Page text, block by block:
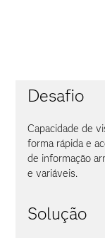
Desafio
Capacidade de
forma rápida e
de informação
e variáveis.
Solução